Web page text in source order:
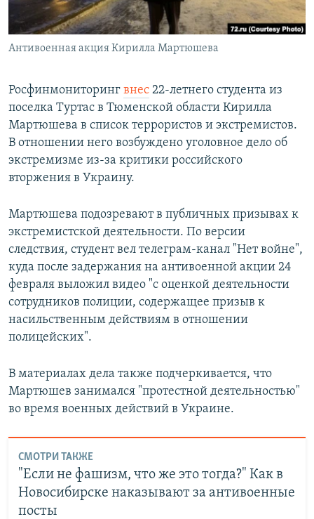
СОЦИАЛЬНЫЕ СЕТИ
Все сайты РСЕ/РС
Антивоенная акция Кирилла Мартюшева
Росфинмониторинг внес 22-летнего студента из
поселка Туртас в Тюменской области Кирилла
Мартюшева в список террористов и экстремистов.
В отношении него возбуждено уголовное дело об
экстремизме из-за критики российского
вторжения в Украину.
Мартюшева подозревают в публичных призывах к
экстремистской деятельности. По версии
следствия, студент вел телеграм-канал "Нет войне",
куда после задержания на антивоенной акции 24
февраля выложил видео "с оценкой деятельности
сотрудников полиции, содержащее призыв к
насильственным действиям в отношении
полицейских".
В материалах дела также подчеркивается, что
Мартюшев занимался "протестной деятельностью"
во время военных действий в Украине.
СМОТРИ ТАКЖЕ
"Если не фашизм, что же это тогда?" Как в
Новосибирске наказывают за антивоенные
посты